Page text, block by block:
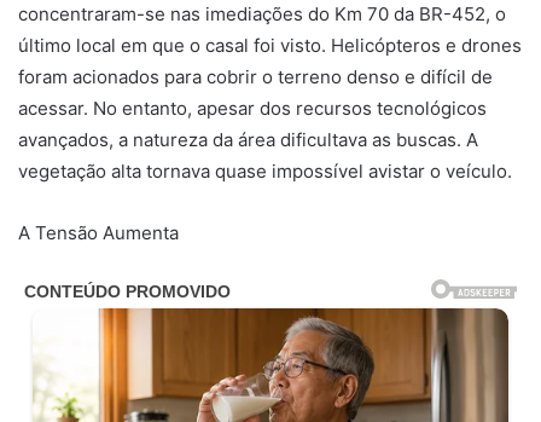
concentraram-se nas imediações do Km 70 da BR-452, o
último local em que o casal foi visto. Helicópteros e drones
foram acionados para cobrir o terreno denso e difícil de
acessar. No entanto, apesar dos recursos tecnológicos
avançados, a natureza da área dificultava as buscas. A
vegetação alta tornava quase impossível avistar o veículo.
A Tensão Aumenta